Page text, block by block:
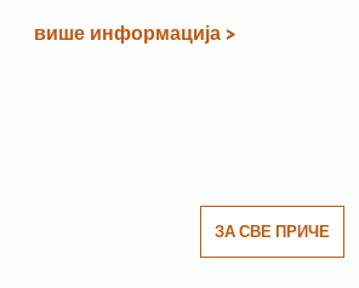
више информација >
ЗА СВЕ ПРИЧЕ